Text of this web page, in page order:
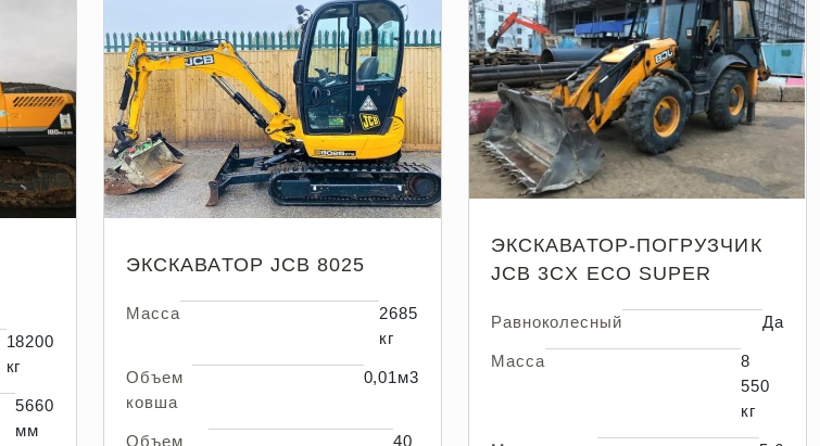
18200
кг
5660
мм
ЭКСКАВАТОР JCB 8025
Масса
2685
кг
Объем
ковша
0,01м3
Объем 40
ЭКСКАВАТОР-ПОГРУЗЧИК
JCB 3CX ECO SUPER
Равноколесный Да
Масса
8
550
кг